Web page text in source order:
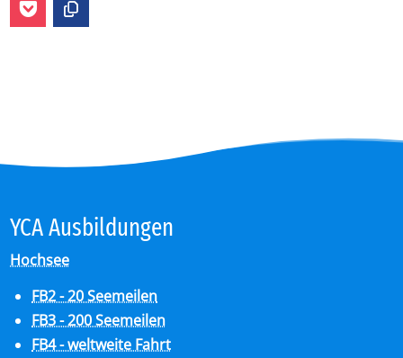
YCA Aus­bil­dun­gen
Hochsee
FB2 - 20 Seemeilen
FB3 - 200 Seemeilen
FB4 - weltweite Fahrt